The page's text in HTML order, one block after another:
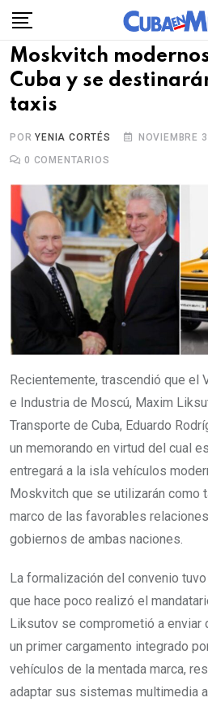
Skip
content
Moskvitch
Cuba y se
taxis
PORYENIA CORTÉS
NOVIEMBRE
0 COMENTARIOS
Recientemente, trascendió que el
e Industria de Moscú, Maxim
Transporte de Cuba, Eduardo
un memorando en virtud del cual
entregará a la isla vehículos
Moskvitch que se utilizarán como
marco de las favorables
gobiernos de ambas naciones.
La formalización del convenio
que hace poco realizó el
Liksutov se comprometió a enviar
un primer cargamento integrado
vehículos de la mentada marca,
adaptar sus sistemas multimedia